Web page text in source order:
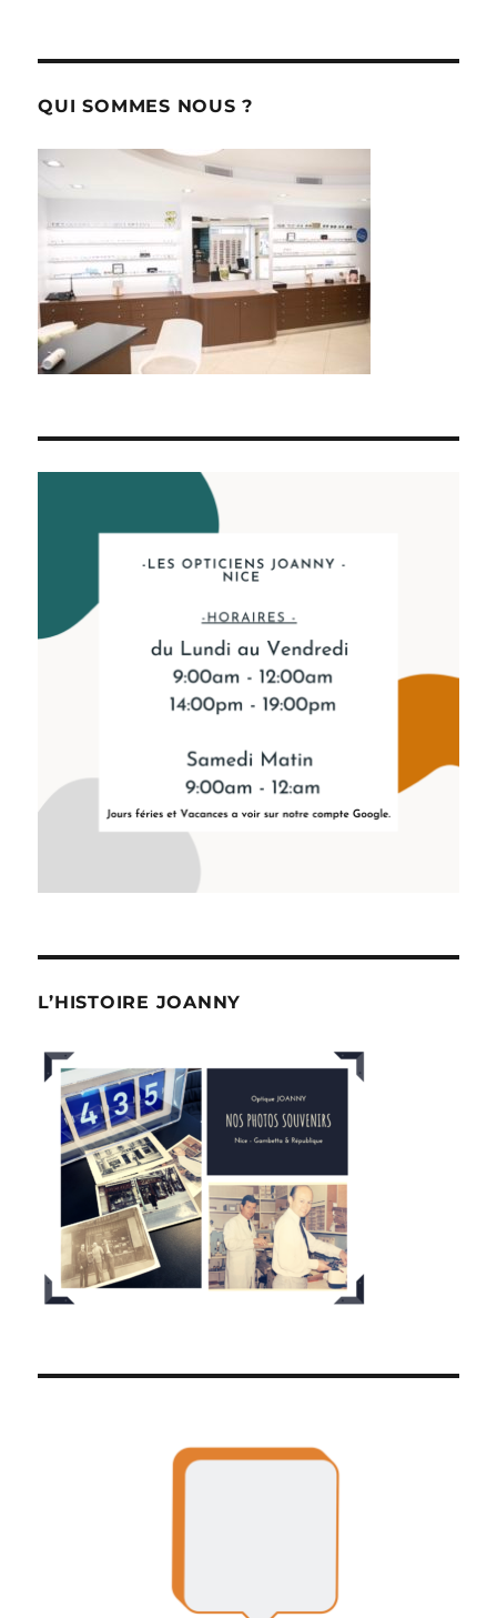
QUI SOMMES NOUS ?
L’HISTOIRE JOANNY